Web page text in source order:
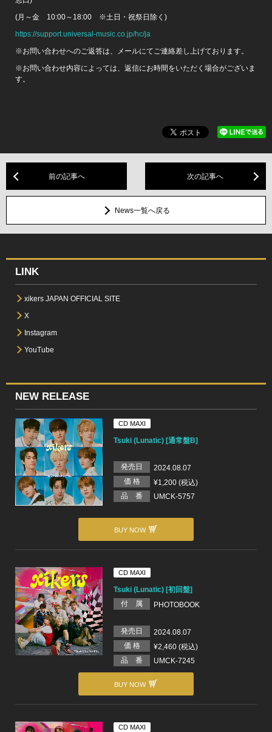
(月～金 10:00～18:00 ※土日・祝祭日除く)
https://support.universal-music.co.jp/hc/ja
※お問い合わせへのご返答は、メールにてご連絡差し上げております。
※お問い合わせ内容によっては、返信にお時間をいただく場合がございま
す。
前の記事へ 次の記事へ
News一覧へ戻る
LINK
xikers JAPAN OFFICIAL SITE
X
Instagram
YouTube
NEW RELEASE
CD MAXI
Tsuki (Lunatic) [通常盤B]
発売日
2024.08.07
価 格
¥1,200 (税込)
品 番
UMCK-5757
BUY NOW
CD MAXI
Tsuki (Lunatic) [初回盤]
付 属
PHOTOBOOK
発売日
2024.08.07
価 格
¥2,460 (税込)
品 番
UMCK-7245
BUY NOW
CD MAXI